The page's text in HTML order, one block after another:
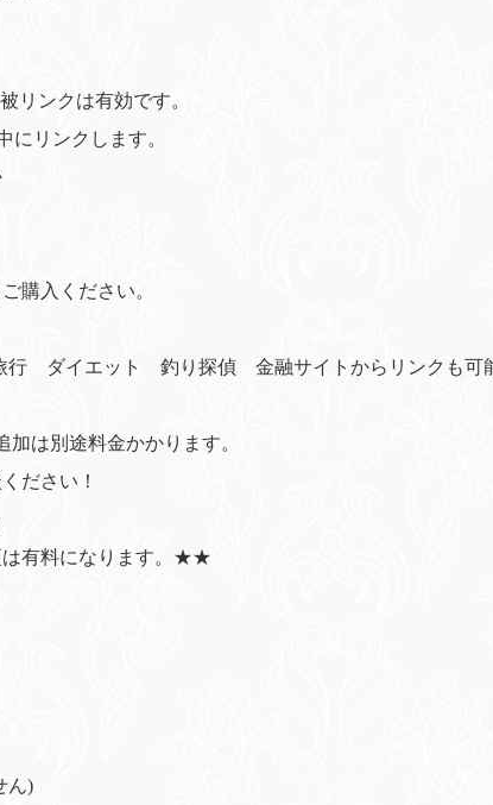
リンクは有効です。
にリンクします。
購入ください。
ダイエット 釣り探偵 金融サイトからリンクも可能
は別途料金かかります。
ださい！
有料になります。★★
ん)